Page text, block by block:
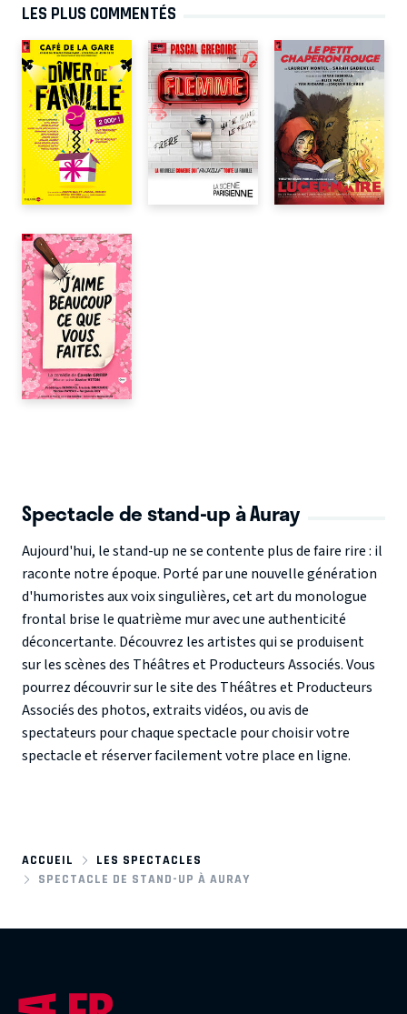
LES PLUS COMMENTÉS
Spectacle de stand-up à Auray
Aujourd'hui, le stand-up ne se contente plus de faire rire : il
raconte notre époque. Porté par une nouvelle génération
d'humoristes aux voix singulières, cet art du monologue
frontal brise le quatrième mur avec une authenticité
déconcertante. Découvrez les artistes qui se produisent
sur les scènes des Théâtres et Producteurs Associés. Vous
pourrez découvrir sur le site des Théâtres et Producteurs
Associés des photos, extraits vidéos, ou avis de
spectateurs pour chaque spectacle pour choisir votre
spectacle et réserver facilement votre place en ligne.
ACCUEIL
LES SPECTACLES
SPECTACLE DE STAND-UP À AURAY